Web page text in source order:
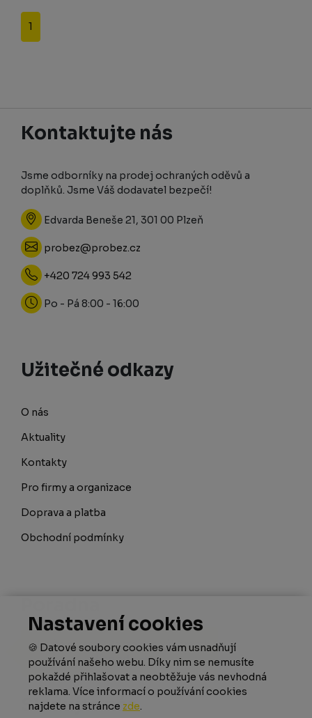
1
Kontaktujte nás
Jsme odborníky na prodej ochraných oděvů a
doplňků. Jsme Váš dodavatel bezpečí!
Edvarda Beneše 21, 301 00 Plzeň
probez@probez.cz
+420 724 993 542
Po - Pá 8:00 - 16:00
Užitečné odkazy
O nás
Aktuality
Kontakty
Pro firmy a organizace
Doprava a platba
Obchodní podmínky
Nevíte si rady? Poradím s výběrem!
Více zde
Sledujte nás
Nastavení cookies
🍪 Datové soubory cookies vám usnadňují
používání našeho webu. Díky nim se nemusíte
pokaždé přihlašovat a neobtěžuje vás nevhodná
reklama. Více informací o používání cookies
najdete na stránce zde.